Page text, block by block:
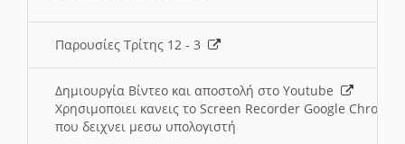
Παρουσίες Τρίτης 12 - 3
Δημιουργία Βίντεο και αποστολή στο Youtube
Χρησιμοποιει κανεις το Screen Recorder Google Chrome
που δειχνει μεσω υπολογιστή